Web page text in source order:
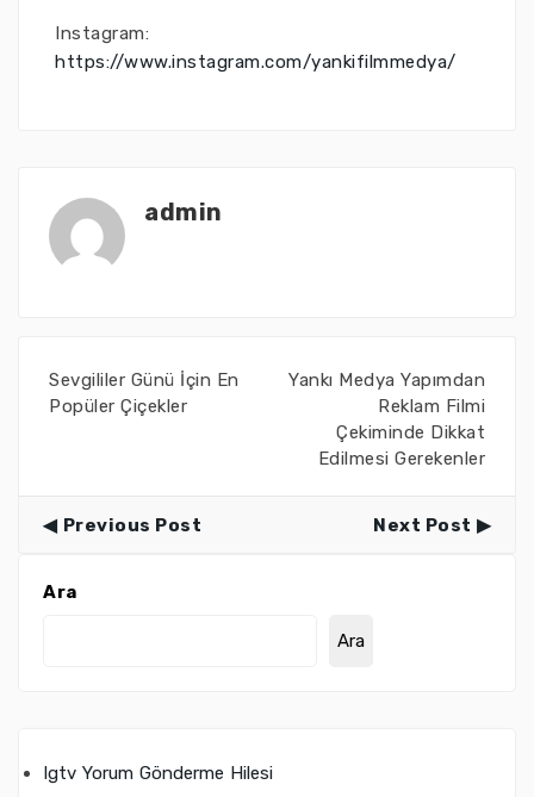
Instagram:
https://www.instagram.com/yankifilmmedya/
admin
Sevgililer Günü İçin En
Popüler Çiçekler
Yankı Medya Yapımdan
Reklam Filmi
Çekiminde Dikkat
Edilmesi Gerekenler
Previous Post Next Post
Ara
Ara
Igtv Yorum Gönderme Hilesi